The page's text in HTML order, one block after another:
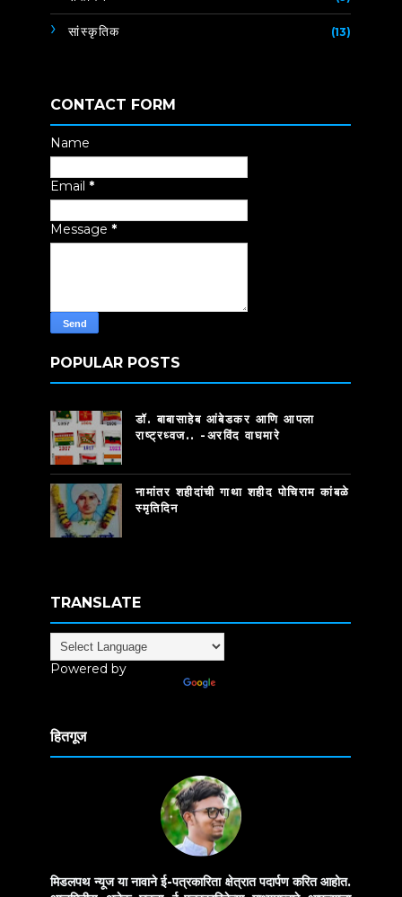
सांस्कृतिक (13)
CONTACT FORM
Name
Email *
Message *
POPULAR POSTS
डॉ. बाबासाहेब आंबेडकर आणि आपला
राष्ट्रध्वज.. -अरविंद वाघमारे
नामांतर शहीदांची गाथा शहीद पोचिराम कांबळे
स्मृतिदिन
TRANSLATE
Powered by
हितगूज
मिडलपथ न्यूज या नावाने ई-पत्रकारिता क्षेत्रात पदार्पण करित आहोत.